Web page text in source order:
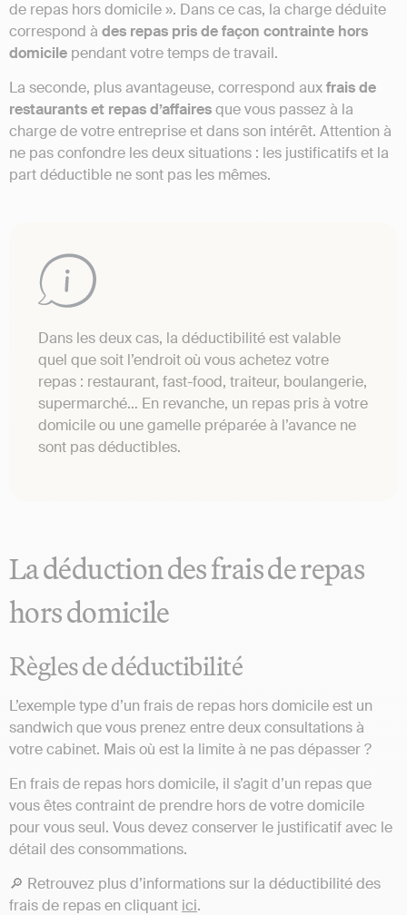
de repas hors domicile ». Dans ce cas, la charge déduite
correspond à des repas pris de façon contrainte hors
domicile pendant votre temps de travail.
La seconde, plus avantageuse, correspond auxfrais de
restaurants et repas d’affairesque vous passez à la
charge de votre entreprise et dans son intérêt. Attention à
ne pas confondre les deux situations : les justificatifs et la
part déductible ne sont pas les mêmes.
Dans les deux cas, la déductibilité est valable
quel que soit l’endroit où vous achetez votre
repas : restaurant, fast-food, traiteur, boulangerie,
supermarché… En revanche, un repas pris à votre
domicile ou une gamelle préparée à l’avance ne
sont pas déductibles.
La déduction des frais de repas
hors domicile
Règles de déductibilité
L’exemple type d’un frais de repas hors domicile est un
sandwich que vous prenez entre deux consultations à
votre cabinet. Mais où est la limite à ne pas dépasser ?
En frais de repas hors domicile, il s’agit d’un repas que
vous êtes contraint de prendre hors de votre domicile
pour vous seul. Vous devez conserver le justificatif avec le
détail des consommations.
🔎 Retrouvez plus d’informations sur la déductibilité des
frais de repas en cliquant ici.